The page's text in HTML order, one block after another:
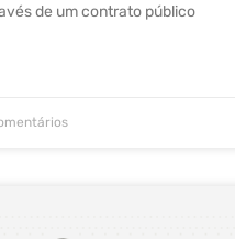
de um contrato público